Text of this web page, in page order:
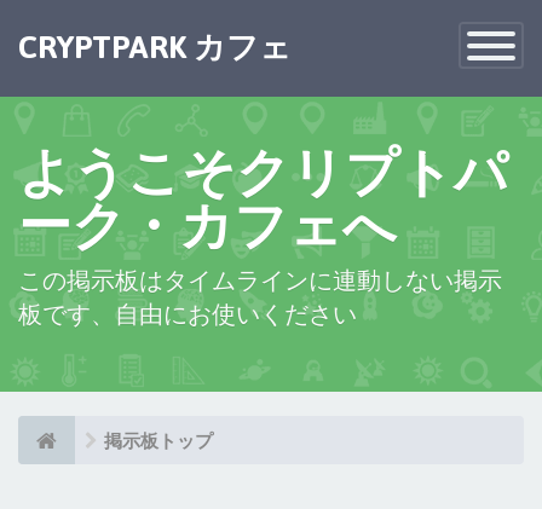
Toggle
CRYPTPARK カフェ ×
ようこそクリプトパ
ーク・カフェへ
この掲示板はタイムラインに連動しない掲示
板です、自由にお使いください
掲示板トップ